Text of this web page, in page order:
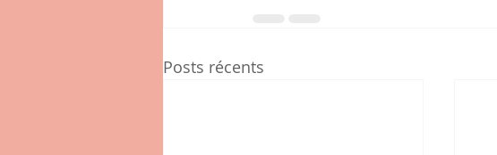
Posts récents